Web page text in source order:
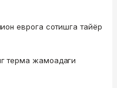
еврога сотишга тайёр
терма жамоадаги